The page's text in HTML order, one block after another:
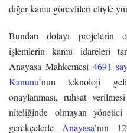
diğer kamu görevlileri eliyle
Bundan dolayı projelerin
işlemlerin kamu idareleri
Anayasa Mahkemesi 4691
Kanunu’nun teknoloji
onaylanması, ruhsat
niteliğinde olmayan
gerekçelerle Anayasa’nın